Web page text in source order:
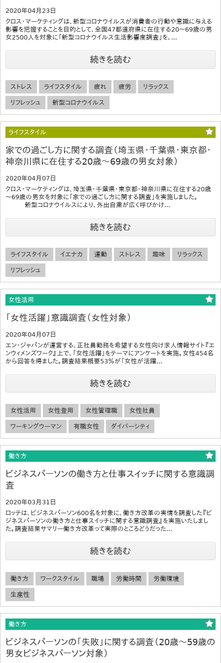
2020年04月23日
クロス・マーケティングは、新型コロナウイルスが消費者の行動や意識に与える
影響を把握することを目的として、全国47都道府県に在住する20～69歳の男
女2500人を対象に「新型コロナウイルス生活影響度調査」を、...
続きを読む
ストレス ライフスタイル 疲れ 疲労 リラックス
リフレッシュ 新型コロナウイルス
ライフスタイル
家での過ごし方に関する調査（埼玉県・千葉県・東京都・
神奈川県に在住する20歳～69歳の男女対象）
2020年04月07日
クロス・マーケティングは、埼玉県・千葉県・東京都・神奈川県に在住する20歳
～69歳の男女を対象に「家での過ごし方に関する調査」を実施しました。
新型コロナウイルスにより、外出自粛が広く呼びかけ...
続きを読む
ライフスタイル イエナカ 運動 ストレス 趣味 リラックス
リフレッシュ
女性活用
「女性活躍」意識調査（女性対象）
2020年04月07日
エン・ジャパンが運営する、正社員勤務を希望する女性向け求人情報サイト『エ
ンウィメンズワーク』上で、「女性活躍」をテーマにアンケートを実施。女性454名
から回答を得ました。調査結果概要53％が「女性が活躍...
続きを読む
女性活用 女性登用 女性管理職 女性社員
ワーキングウーマン 有職女性 ダイバーシティ
働き方
ビジネスパーソンの働き方と仕事スイッチに関する意識調
査
2020年03月31日
ロッテは、ビジネスパーソン600名を対象に、働き方改革の実情を調査した『ビ
ジネスパーソンの働き方と仕事スイッチに関する意識調査』を実施いたしまし
た。調査結果サマリー働き方改革って実際のところどうだった...
続きを読む
働き方 ワークスタイル 職場 労働時間 労働環境
生産性
働き方
ビジネスパーソンの「失敗」に関する調査（20歳～59歳の
男女ビジネスパーソン対象）